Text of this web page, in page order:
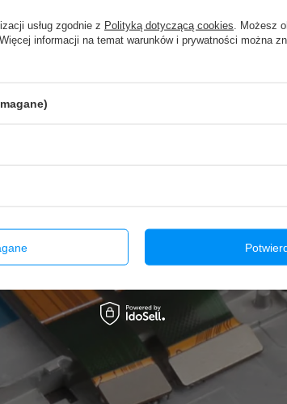
usług zgodnie z Polityką dotyczącą cookies . Możesz
informacji na temat warunków i prywatności można